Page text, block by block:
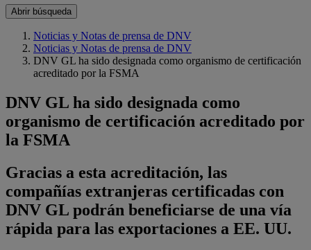
Abrir búsqueda
Noticias y Notas de prensa de DNV
Noticias y Notas de prensa de DNV
DNV GL ha sido designada como organismo de certificación
acreditado por la FSMA
DNV GL ha sido designada como
organismo de certificación acreditado por
la FSMA
Gracias a esta acreditación, las
compañías extranjeras certificadas con
DNV GL podrán beneficiarse de una vía
rápida para las exportaciones a EE. UU.